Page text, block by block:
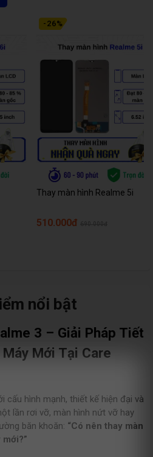
- 26%
Thay màn hình Realme 5i
510.000đ
nổi bật
3 – Giải Pháp Tiết
Mới Tại Care
cấu hình mạnh, thiết kế hiện đại và
lần rơi vỡ, màn hình nứt vỡ hay
băn khoăn: “Có nên thay màn